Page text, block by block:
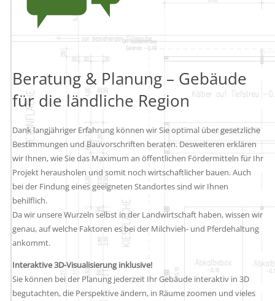
Beratung & Planung – Gebäude
für die ländliche Region
Dank langjähriger Erfahrung können wir Sie optimal über gesetzliche
Bestimmungen und Bauvorschriften beraten. Desweiteren erklären
wir Ihnen, wie Sie das Maximum an öffentlichen Fördermitteln für Ihr
Projekt herausholen und somit noch wirtschaftlicher bauen. Auch
bei der Findung eines geeigneten Standortes sind wir Ihnen
behilflich.
Da wir unsere Wurzeln selbst in der Landwirtschaft haben, wissen wir
genau, auf welche Faktoren es bei der Milchvieh- und Pferdehaltung
ankommt.
Interaktive 3D-Visualisierung inklusive!
Sie können bei der Planung jederzeit Ihr Gebäude interaktiv in 3D
begutachten, die Perspektive ändern, in Räume zoomen und vieles